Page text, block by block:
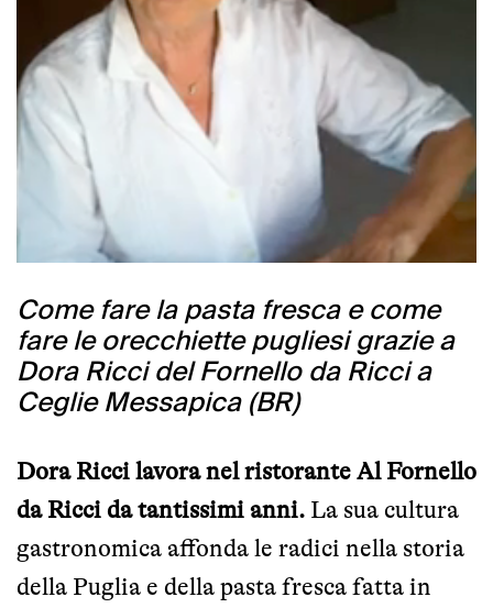
Come fare la pasta fresca e come
fare le orecchiette pugliesi grazie a
Dora Ricci del Fornello da Ricci a
Ceglie Messapica (BR)
Dora Ricci lavora nel ristorante Al Fornello
da Ricci da tantissimi anni. La sua cultura
gastronomica affonda le radici nella storia
della Puglia e della pasta fresca fatta in